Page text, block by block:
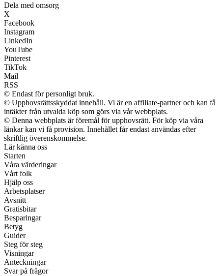
Dela med omsorg
X
Facebook
Instagram
LinkedIn
YouTube
Pinterest
TikTok
Mail
RSS
© Endast för personligt bruk.
© Upphovsrättsskyddat innehåll. Vi är en affiliate-partner och kan få
intäkter från utvalda köp som görs via vår webbplats.
© Denna webbplats är föremål för upphovsrätt. För köp via våra
länkar kan vi få provision. Innehållet får endast användas efter
skriftlig överenskommelse.
Lär känna oss
Starten
Våra värderingar
Vårt folk
Hjälp oss
Arbetsplatser
Avsnitt
Gratisbitar
Besparingar
Betyg
Guider
Steg för steg
Visningar
Anteckningar
Svar på frågor